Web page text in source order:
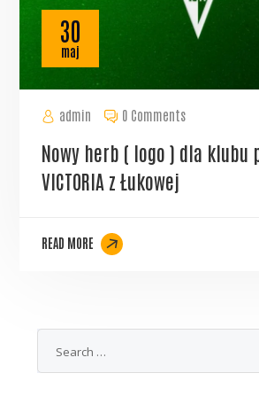
admin
30
maj
0 Comments
Nowy herb ( logo ) dla klubu
VICTORIA z Łukowej
READ MORE